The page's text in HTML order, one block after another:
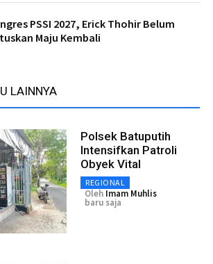
PSSI 2027, Erick Thohir Belum
Maju Kembali
LAINNYA
Polsek Batuputih
Intensifkan Patroli
Obyek Vital
REGIONAL
Oleh Imam Muhlis
baru saja